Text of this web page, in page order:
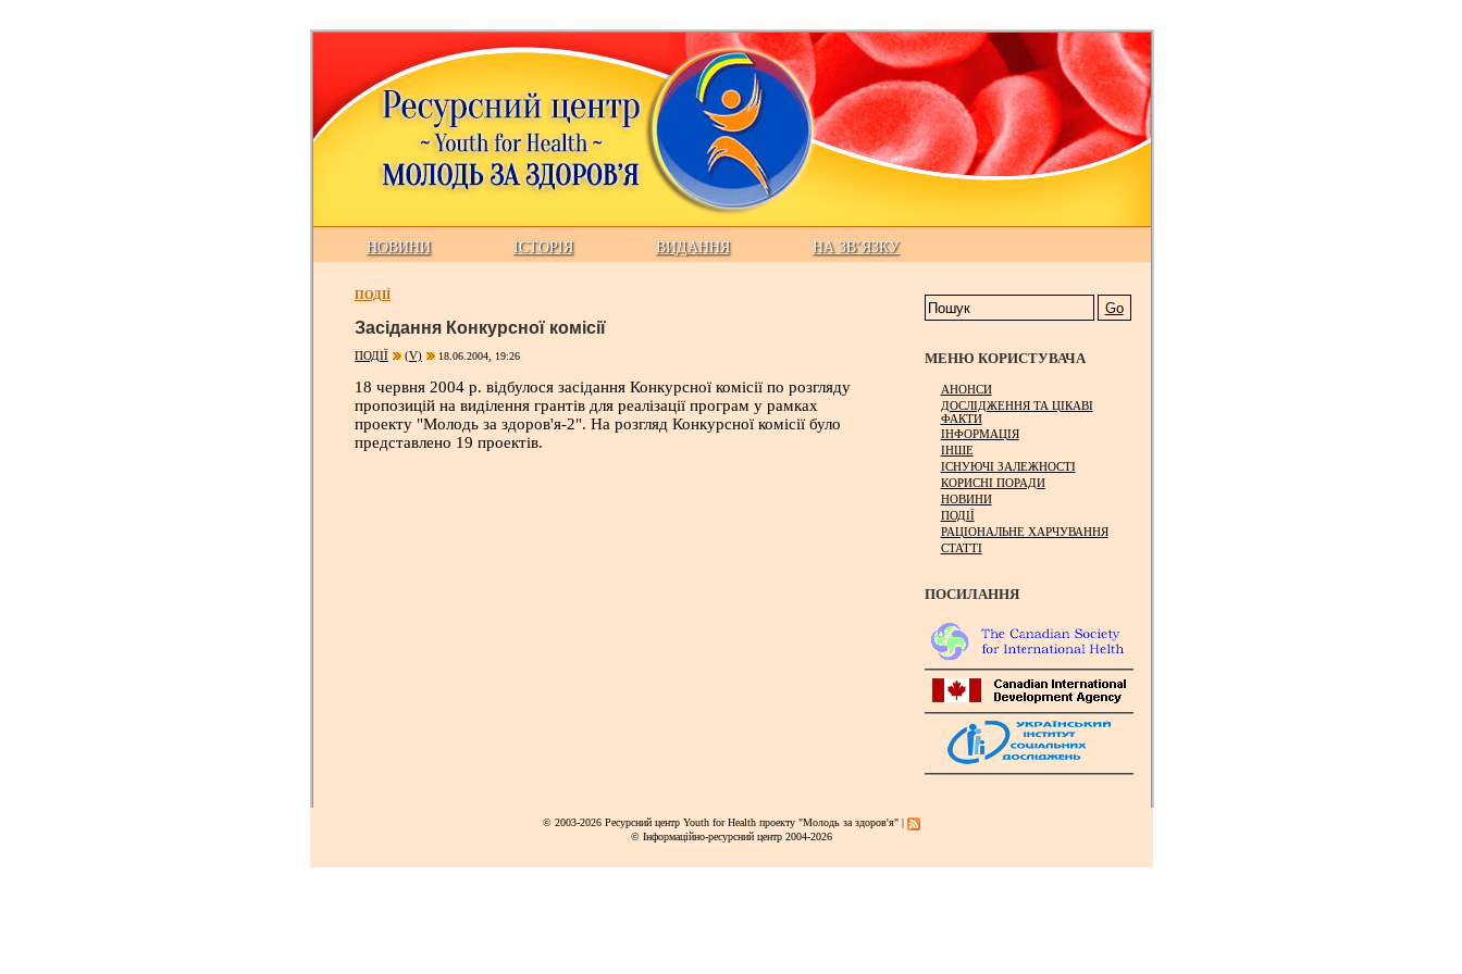
НОВИНИ ІСТОРІЯ ВИДАННЯ НА ЗВ’ЯЗКУ
ПОДІЇ
Засідання Конкурсної комісії
ПОДІЇ (V) 18.06.2004, 19:26
18 червня 2004 р. відбулося засідання Конкурсної комісії по розгляду
пропозицій на виділення грантів для реалізації програм у рамках
проекту "Молодь за здоров'я-2". На розгляд Конкурсної комісії було
представлено 19 проектів.
МЕНЮ КОРИСТУВАЧА
АНОНСИ
ДОСЛІДЖЕННЯ ТА ЦІКАВІ
ФАКТИ
ІНФОРМАЦІЯ
ІНШЕ
ІСНУЮЧІ ЗАЛЕЖНОСТІ
КОРИСНІ ПОРАДИ
НОВИНИ
ПОДІЇ
РАЦІОНАЛЬНЕ ХАРЧУВАННЯ
СТАТТІ
ПОСИЛАННЯ
© 2003-2026 Ресурсний центр Youth for Health проекту "Молодь за здоров'я" |
© Інформаційно-ресурсний центр 2004-2026